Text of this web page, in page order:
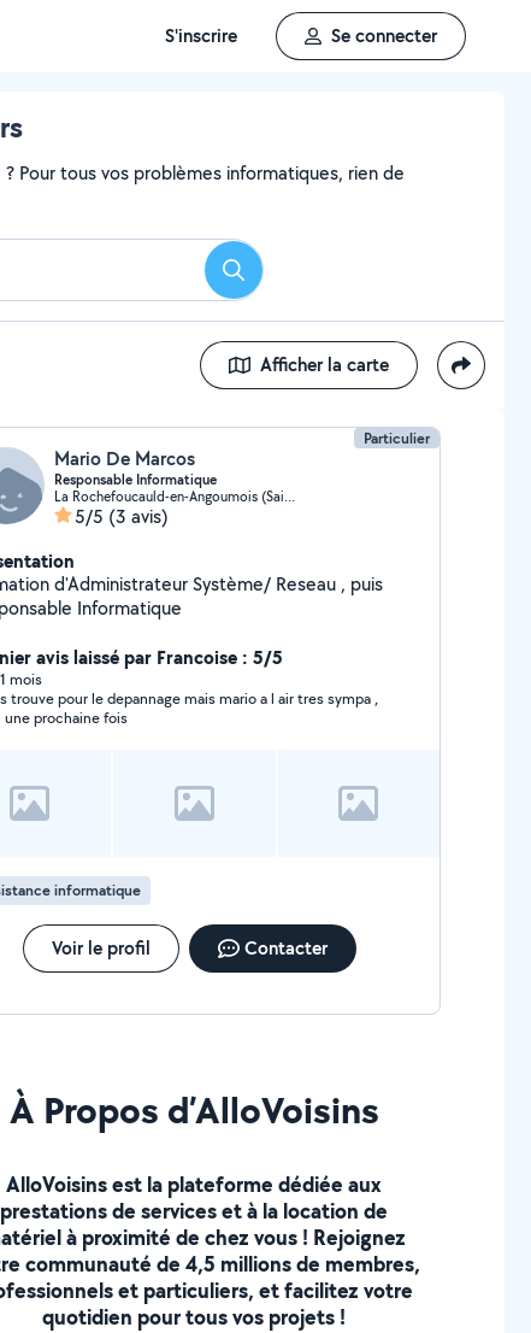
S'inscrire Se connecter
Pour tous vos problèmes informatiques, rien de
Rechercher
Afficher la carte
Particulier
Mario De Marcos
Responsable Informatique
La Rochefoucauld-en-Angoumois (Saint-Projet-Saint-Constant)
5/5 (3 avis)
d'Administrateur Système/ Reseau , puis
Informatique
avis laissé par Francoise : 5/5
mois
trouve pour le depannage mais mario a l air tres sympa ,
une prochaine fois
informatique
Voir le profil Contacter
À Propos d’AlloVoisins
AlloVoisins est la plateforme dédiée aux
prestations de services et à la location de
à proximité de chez vous ! Rejoignez
communauté de 4,5 millions de membres,
et particuliers, et facilitez votre
quotidien pour tous vos projets !